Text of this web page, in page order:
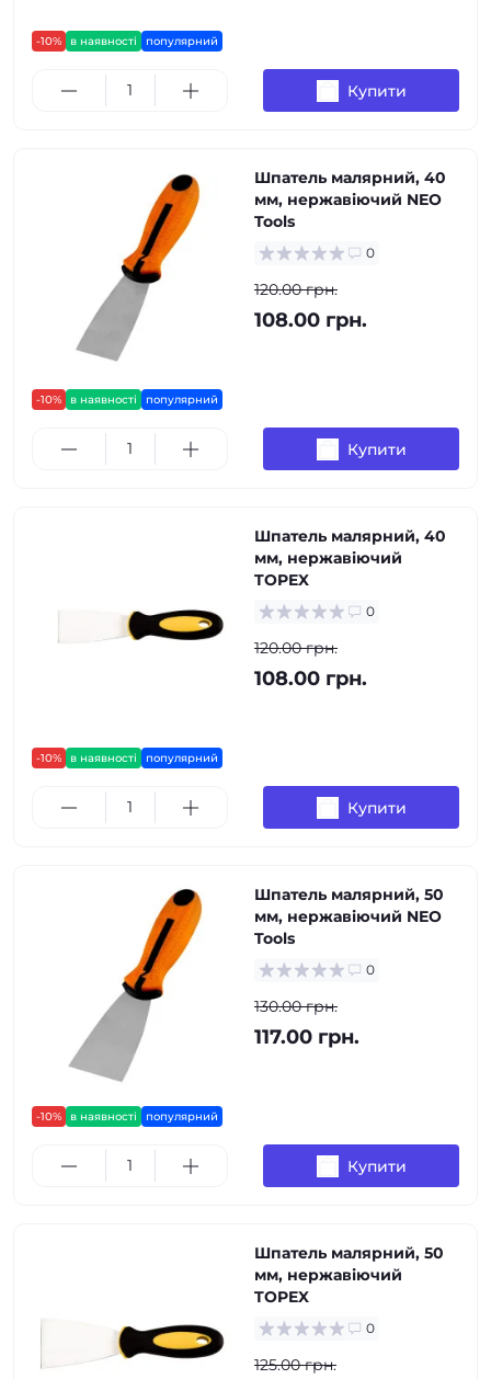
-10% в наявності популярний
Купити
-10% в наявності популярний
Шпатель малярний, 40
мм, нержавіючий NEO
Tools
0
120.00 грн.
108.00 грн.
Купити
-10% в наявності популярний
Шпатель малярний, 40
мм, нержавіючий
TOPEX
0
120.00 грн.
108.00 грн.
Купити
-10% в наявності популярний
Шпатель малярний, 50
мм, нержавіючий NEO
Tools
0
130.00 грн.
117.00 грн.
Купити
Шпатель малярний, 50
мм, нержавіючий
TOPEX
0
125.00 грн.